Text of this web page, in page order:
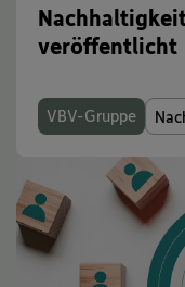
veröffentlicht
VBV-Gruppe